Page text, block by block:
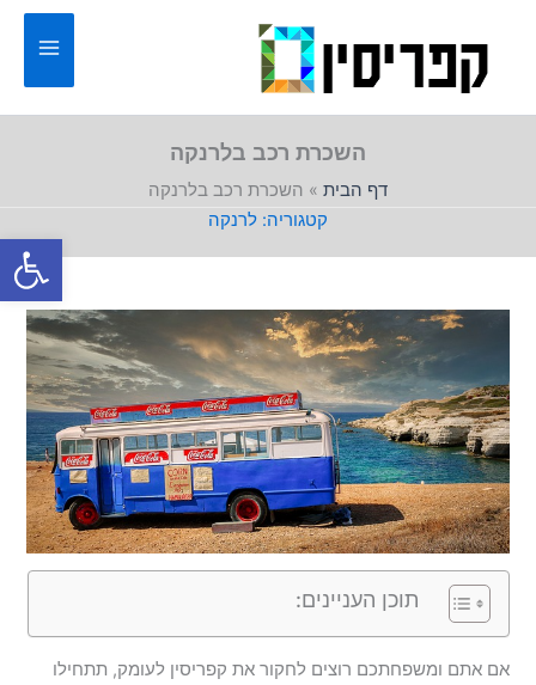
פתח
השכרת רכב בלרנקה
דף הבית » השכרת רכב בלרנקה
לרנקה
תוכן העניינים:
אם אתם ומשפחתכם רוצים לחקור את קפריסין לעומק, תתחילו